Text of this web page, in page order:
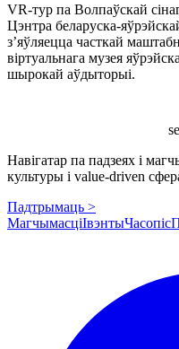
VR-тур па Волпаўскай
Цэнтра беларуска-
з’яўляецца часткай
віртуальнага музея
шырокай аўдыторыі.
Навігатар па падзеях і
культуры і value-driven
Падтрымаць >
МагчымасціІвэнтыЧасопіс